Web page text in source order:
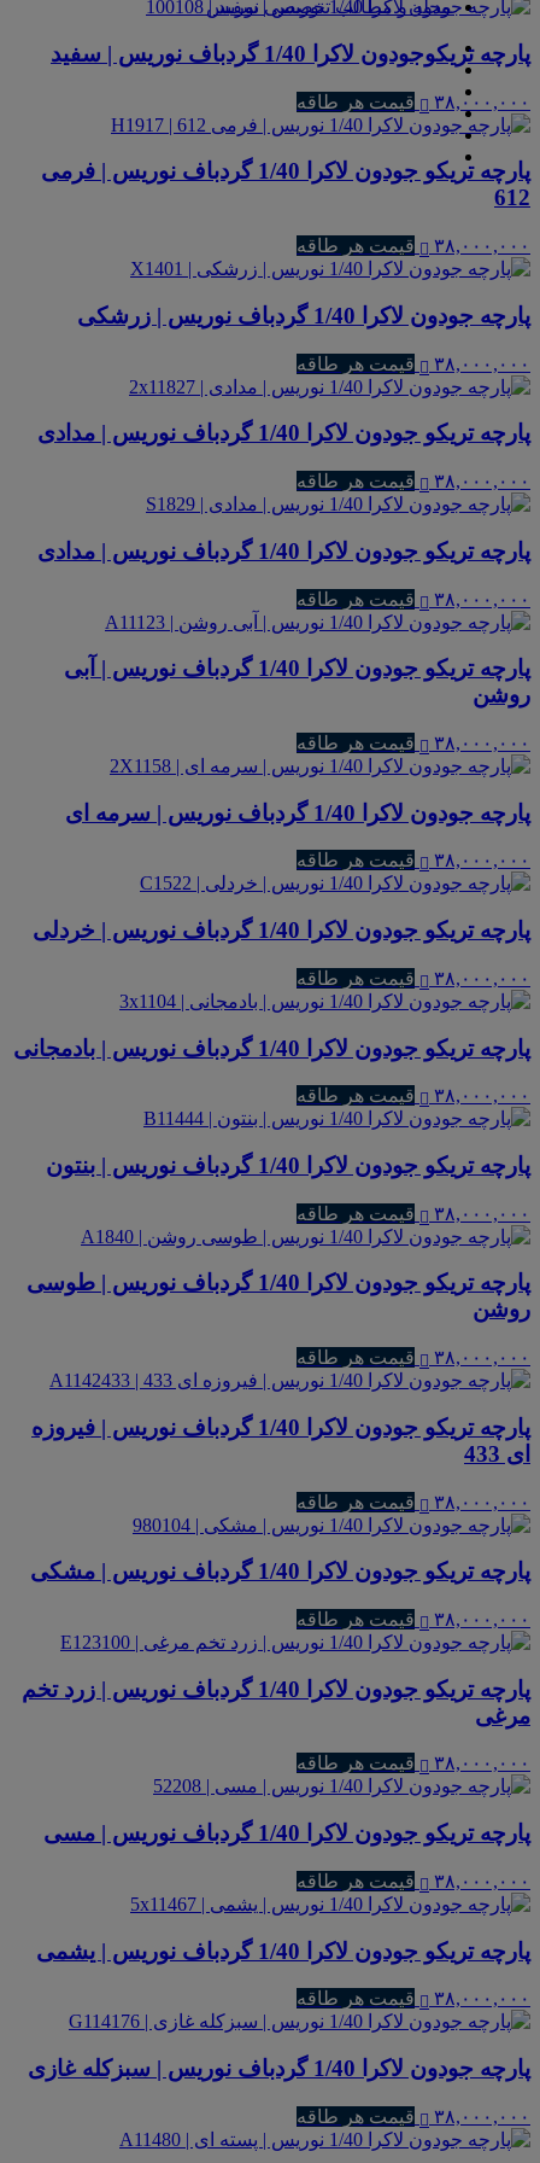
مجله و مطالب تخصصی نوریس
پارچه تریکوجودون لاکرا 1/40 گردباف نوریس | سفید
۳۸,۰۰۰,۰۰۰ قیمت هر طاقه
پارچه تریکو جودون لاکرا 1/40 گردباف نوریس | فرمی
612
۳۸,۰۰۰,۰۰۰ قیمت هر طاقه
پارچه جودون لاکرا 1/40 گردباف نوریس | زرشکی
۳۸,۰۰۰,۰۰۰ قیمت هر طاقه
پارچه تریکو جودون لاکرا 1/40 گردباف نوریس | مدادی
۳۸,۰۰۰,۰۰۰ قیمت هر طاقه
پارچه تریکو جودون لاکرا 1/40 گردباف نوریس | مدادی
۳۸,۰۰۰,۰۰۰ قیمت هر طاقه
پارچه تریکو جودون لاکرا 1/40 گردباف نوریس | آبی
روشن
۳۸,۰۰۰,۰۰۰ قیمت هر طاقه
پارچه جودون لاکرا 1/40 گردباف نوریس | سرمه ای
۳۸,۰۰۰,۰۰۰ قیمت هر طاقه
پارچه تریکو جودون لاکرا 1/40 گردباف نوریس | خردلی
۳۸,۰۰۰,۰۰۰ قیمت هر طاقه
پارچه تریکو جودون لاکرا 1/40 گردباف نوریس | بادمجانی
۳۸,۰۰۰,۰۰۰ قیمت هر طاقه
پارچه تریکو جودون لاکرا 1/40 گردباف نوریس | بنتون
۳۸,۰۰۰,۰۰۰ قیمت هر طاقه
پارچه تریکو جودون لاکرا 1/40 گردباف نوریس | طوسی
روشن
۳۸,۰۰۰,۰۰۰ قیمت هر طاقه
پارچه تریکو جودون لاکرا 1/40 گردباف نوریس | فیروزه
ای 433
۳۸,۰۰۰,۰۰۰ قیمت هر طاقه
پارچه تریکو جودون لاکرا 1/40 گردباف نوریس | مشکی
۳۸,۰۰۰,۰۰۰ قیمت هر طاقه
پارچه تریکو جودون لاکرا 1/40 گردباف نوریس | زرد تخم
مرغی
۳۸,۰۰۰,۰۰۰ قیمت هر طاقه
پارچه تریکو جودون لاکرا 1/40 گردباف نوریس | مسی
۳۸,۰۰۰,۰۰۰ قیمت هر طاقه
پارچه تریکو جودون لاکرا 1/40 گردباف نوریس | یشمی
۳۸,۰۰۰,۰۰۰ قیمت هر طاقه
پارچه جودون لاکرا 1/40 گردباف نوریس | سبزکله غازی
۳۸,۰۰۰,۰۰۰ قیمت هر طاقه